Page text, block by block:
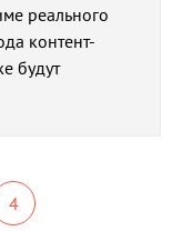
реального
контент-
будут
4